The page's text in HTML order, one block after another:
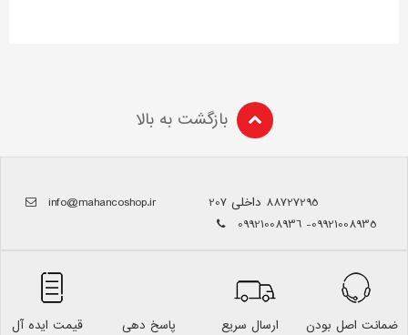
بازگشت به بالا
88727295 داخلی 207
09921008935- 09921008936
info@mahancoshop.ir
ضمانت اصل بودن
ارسال سریع
پاسخ دهی
قیمت ایده آل